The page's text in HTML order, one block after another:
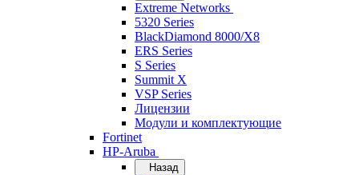
Extreme Networks
5320 Series
BlackDiamond 8000/X8
ERS Series
S Series
Summit X
VSP Series
Лицензии
Модули и комплектующие
Fortinet
HP-Aruba
Назад